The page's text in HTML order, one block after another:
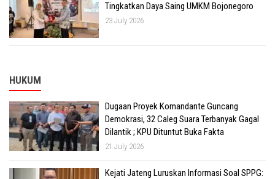
Tingkatkan Daya Saing UMKM Bojonegoro
23 July 2026
HUKUM
Dugaan Proyek Komandante Guncang
Demokrasi, 32 Caleg Suara Terbanyak Gagal
Dilantik ; KPU Dituntut Buka Fakta
21 July 2026
Kejati Jateng Luruskan Informasi Soal SPPG: